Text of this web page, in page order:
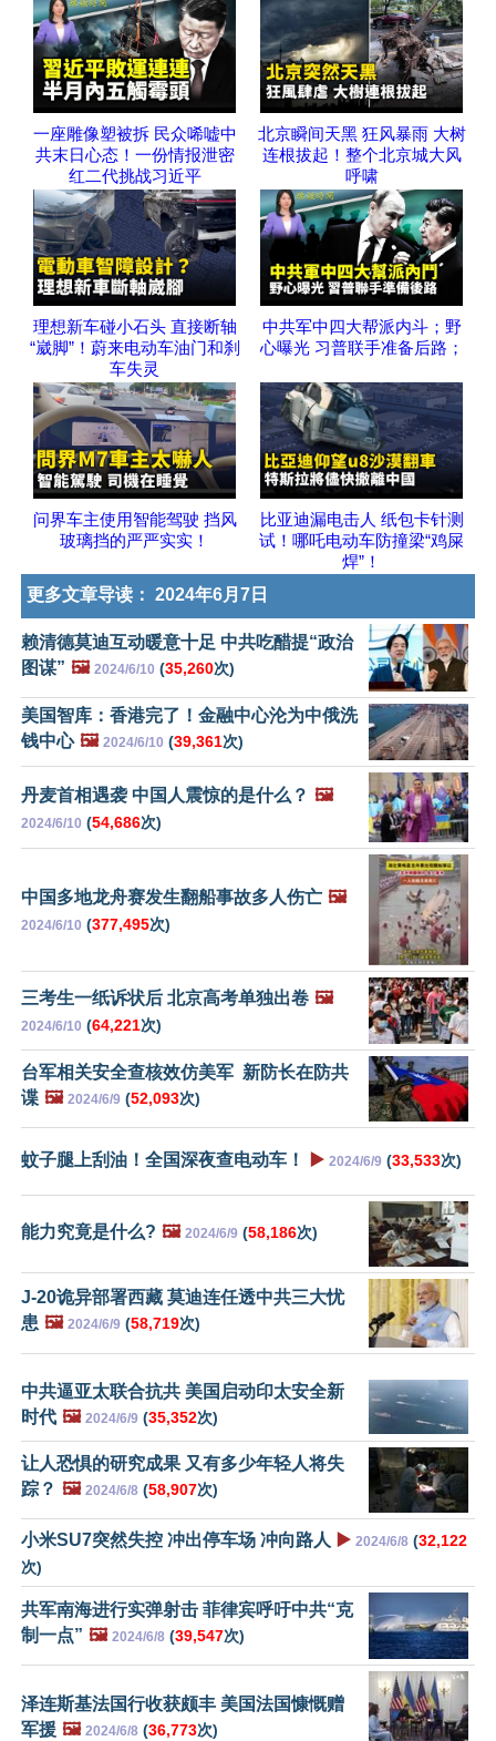
一座雕像塑被拆 民众唏嘘中
共末日心态！一份情报泄密
红二代挑战习近平
北京瞬间天黑 狂风暴雨 大树
连根拔起！整个北京城大风
呼啸
理想新车碰小石头 直接断轴
“崴脚”！蔚来电动车油门和刹
车失灵
中共军中四大帮派内斗；野
心曝光 习普联手准备后路；
问界车主使用智能驾驶 挡风
玻璃挡的严严实实！
比亚迪漏电击人 纸包卡针测
试！哪吒电动车防撞梁“鸡屎
焊”！
更多文章导读： 2024年6月7日
赖清德莫迪互动暖意十足 中共吃醋提“政治
图谋” 🖼️ 2024/6/10 (35,260次)
美国智库：香港完了！金融中心沦为中俄洗
钱中心 🖼️ 2024/6/10 (39,361次)
丹麦首相遇袭 中国人震惊的是什么？ 🖼️
2024/6/10 (54,686次)
中国多地龙舟赛发生翻船事故多人伤亡 🖼️
2024/6/10 (377,495次)
三考生一纸诉状后 北京高考单独出卷 🖼️
2024/6/10 (64,221次)
台军相关安全查核效仿美军 新防长在防共
谍 🖼️ 2024/6/9 (52,093次)
蚊子腿上刮油！全国深夜查电动车！ ▶️ 2024/6/9 (33,533次)
能力究竟是什么? 🖼️ 2024/6/9 (58,186次)
J-20诡异部署西藏 莫迪连任透中共三大忧
患 🖼️ 2024/6/9 (58,719次)
中共逼亚太联合抗共 美国启动印太安全新
时代 🖼️ 2024/6/9 (35,352次)
让人恐惧的研究成果 又有多少年轻人将失
踪？ 🖼️ 2024/6/8 (58,907次)
小米SU7突然失控 冲出停车场 冲向路人 ▶️ 2024/6/8 (32,122
次)
共军南海进行实弹射击 菲律宾呼吁中共“克
制一点” 🖼️ 2024/6/8 (39,547次)
泽连斯基法国行收获颇丰 美国法国慷慨赠
军援 🖼️ 2024/6/8 (36,773次)